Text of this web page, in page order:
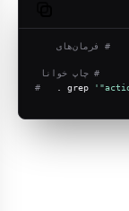
# چاپ خوانا
grep